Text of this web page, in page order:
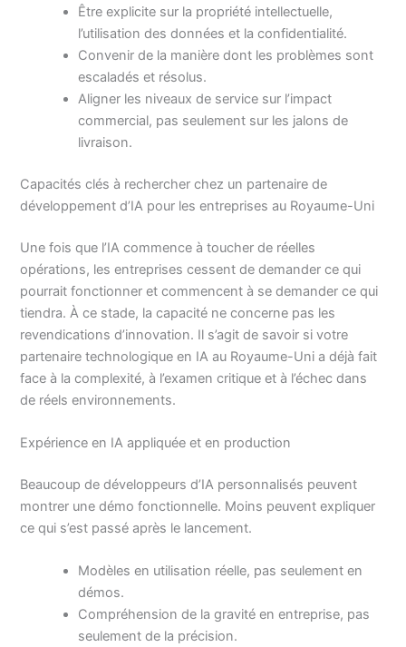
Être explicite sur la propriété intellectuelle,
l’utilisation des données et la confidentialité.
Convenir de la manière dont les problèmes sont
escaladés et résolus.
Aligner les niveaux de service sur l’impact
commercial, pas seulement sur les jalons de
livraison.
Capacités clés à rechercher chez un partenaire de
développement d’IA pour les entreprises au Royaume-Uni
Une fois que l’IA commence à toucher de réelles
opérations, les entreprises cessent de demander ce qui
pourrait fonctionner et commencent à se demander ce qui
tiendra. À ce stade, la capacité ne concerne pas les
revendications d’innovation. Il s’agit de savoir si votre
partenaire technologique en IA au Royaume-Uni a déjà fait
face à la complexité, à l’examen critique et à l’échec dans
de réels environnements.
Expérience en IA appliquée et en production
Beaucoup de développeurs d’IA personnalisés peuvent
montrer une démo fonctionnelle. Moins peuvent expliquer
ce qui s’est passé après le lancement.
Modèles en utilisation réelle, pas seulement en
démos.
Compréhension de la gravité en entreprise, pas
seulement de la précision.